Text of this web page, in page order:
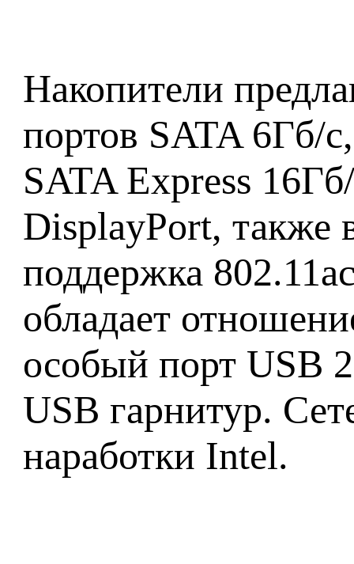
Накопители
портов SATA 6Гб/
SATA Express
DisplayPort, также
поддержка
обладает
особый порт USB
USB гарнитур.
наработки Intel.